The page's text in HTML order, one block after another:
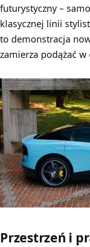
futurystyczny –
klasycznej linii
to demonstracja
zamierza podążać
Przestrzeń i